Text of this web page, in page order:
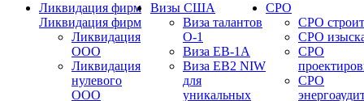
Ликвидация фирм
Ликвидация фирм
Ликвидация
ООО
Ликвидация
нулевого
ООО
Визы США
Виза талантов
О-1
Виза EB-1A
Виза EB2 NIW
для
уникальных
СРО
СРО
СРО
СРО
СРО